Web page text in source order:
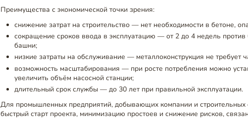
Преимущества с экономической точки зрения:
снижение затрат на строительство — нет необходимости в бетоне,
сокращение сроков ввода в эксплуатацию — от 2 до 4 недель против
башни;
низкие затраты на обслуживание — металлоконструкция не требует
возможность масштабирования — при росте потребления можно
увеличить объём насосной станции;
длительный срок службы — до 30 лет при правильной эксплуатации.
Для промышленных предприятий, добывающих компании и строительных
быстрый старт проекта, минимизацию простоев и снижение рисков,